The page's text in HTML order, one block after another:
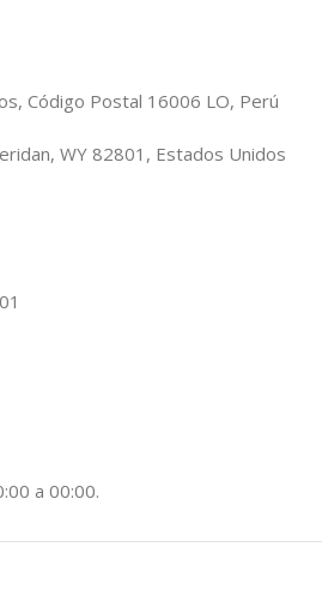
Código Postal 16006 LO, Perú
WY 82801, Estados Unidos
a 00:00.